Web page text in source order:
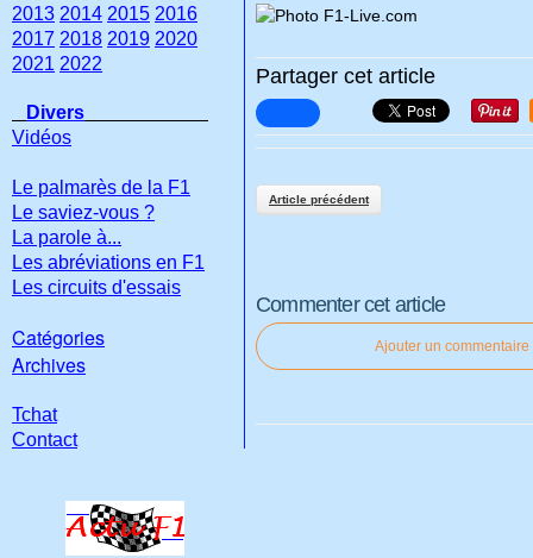
Partager cet article
Article précédent
Commenter cet article
Ajouter un commentaire
2013 2014 2015 2016
2017 2018 2019 2020
2021 2022
Divers
Vidéos
Le palmarès de la F1
Le saviez-vous ?
La parole à...
Les abréviations en F1
Les circuits d'essais
Catégories
Archives
Tchat
Contact